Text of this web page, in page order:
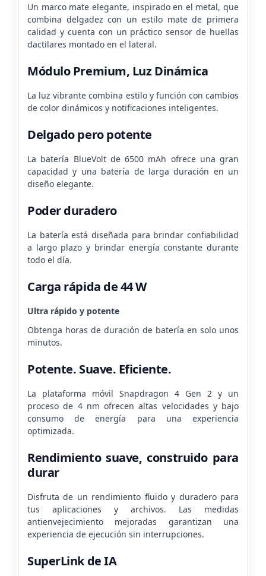
Un marco mate elegante, inspirado en el metal, que
combina delgadez con un estilo mate de primera
calidad y cuenta con un práctico sensor de huellas
dactilares montado en el lateral.
Módulo Premium, Luz Dinámica
La luz vibrante combina estilo y función con cambios
de color dinámicos y notificaciones inteligentes.
Delgado pero potente
La batería BlueVolt de 6500 mAh ofrece una gran
capacidad y una batería de larga duración en un
diseño elegante.
Poder duradero
La batería está diseñada para brindar confiabilidad
a largo plazo y brindar energía constante durante
todo el día.
Carga rápida de 44 W
Ultra rápido y potente
Obtenga horas de duración de batería en solo unos
minutos.
Potente. Suave. Eficiente.
La plataforma móvil Snapdragon 4 Gen 2 y un
proceso de 4 nm ofrecen altas velocidades y bajo
consumo de energía para una experiencia
optimizada.
Rendimiento suave, construido para
durar
Disfruta de un rendimiento fluido y duradero para
tus aplicaciones y archivos. Las medidas
antienvejecimiento mejoradas garantizan una
experiencia de ejecución sin interrupciones.
SuperLink de IA